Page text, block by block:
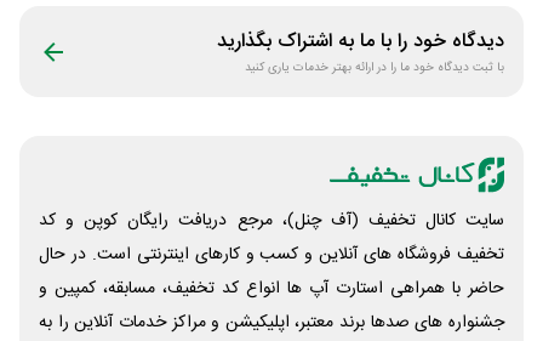
دیدگاه خود را با ما به اشتراک بگذارید
با ثبت دیدگاه خود ما را در ارائه بهتر خدمات یاری کنید
سایت کانال تخفیف (آف چنل)، مرجع دریافت رایگان کوپن و کد
تخفیف فروشگاه های آنلاین و کسب و‌ کارهای اینترنتی است. در حال
حاضر با همراهی استارت آپ ها انواع کد تخفیف، مسابقه، کمپین و
جشنواره های صدها برند معتبر، اپلیکیشن و مراکز خدمات آنلاین را به